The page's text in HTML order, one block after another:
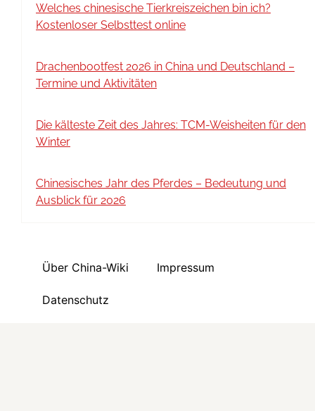
Welches chinesische Tierkreiszeichen bin ich?
Kostenloser Selbsttest online
Drachenbootfest 2026 in China und Deutschland –
Termine und Aktivitäten
Die kälteste Zeit des Jahres: TCM-Weisheiten für den
Winter
Chinesisches Jahr des Pferdes – Bedeutung und
Ausblick für 2026
Über China-Wiki Impressum
Datenschutz